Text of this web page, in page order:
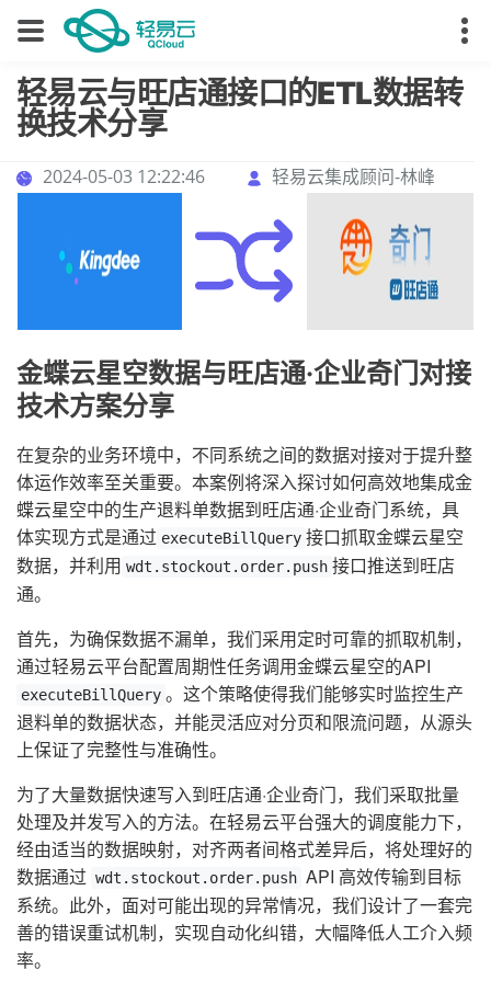
轻易云与旺店通接口的ETL数据转
换技术分享
2024-05-03 12:22:46 轻易云集成顾问-林峰
金蝶云星空数据与旺店通·企业奇门对接
技术方案分享
在复杂的业务环境中，不同系统之间的数据对接对于提升整
体运作效率至关重要。本案例将深入探讨如何高效地集成金
蝶云星空中的生产退料单数据到旺店通·企业奇门系统，具
体实现方式是通过 executeBillQuery 接口抓取金蝶云星空
数据，并利用 wdt.stockout.order.push 接口推送到旺店
通。
首先，为确保数据不漏单，我们采用定时可靠的抓取机制，
通过轻易云平台配置周期性任务调用金蝶云星空的API
executeBillQuery 。这个策略使得我们能够实时监控生产
退料单的数据状态，并能灵活应对分页和限流问题，从源头
上保证了完整性与准确性。
为了大量数据快速写入到旺店通·企业奇门，我们采取批量
处理及并发写入的方法。在轻易云平台强大的调度能力下，
经由适当的数据映射，对齐两者间格式差异后，将处理好的
数据通过 wdt.stockout.order.push API 高效传输到目标
系统。此外，面对可能出现的异常情况，我们设计了一套完
善的错误重试机制，实现自动化纠错，大幅降低人工介入频
率。